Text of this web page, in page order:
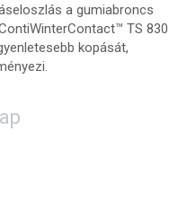
a gumiabroncs
TS 830
kopását,